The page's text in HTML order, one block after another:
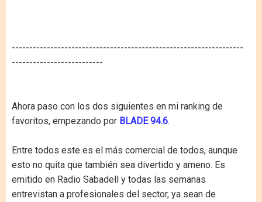
------------------------------------------------------------------
--------------------------
Ahora paso con los dos siguientes en mi ranking de
favoritos, empezando por BLADE 94.6.
Entre todos este es el más comercial de todos, aunque
esto no quita que también sea divertido y ameno. Es
emitido en Radio Sabadell y todas las semanas
entrevistan a profesionales del sector, ya sean de